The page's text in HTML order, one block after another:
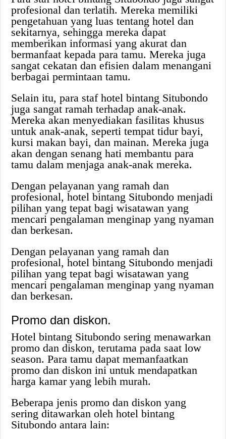
profesional dan terlatih. Mereka memiliki
pengetahuan yang luas tentang hotel dan
sekitarnya, sehingga mereka dapat
memberikan informasi yang akurat dan
bermanfaat kepada para tamu. Mereka juga
sangat cekatan dan efisien dalam menangani
berbagai permintaan tamu.
Selain itu, para staf hotel bintang Situbondo
juga sangat ramah terhadap anak-anak.
Mereka akan menyediakan fasilitas khusus
untuk anak-anak, seperti tempat tidur bayi,
kursi makan bayi, dan mainan. Mereka juga
akan dengan senang hati membantu para
tamu dalam menjaga anak-anak mereka.
Dengan pelayanan yang ramah dan
profesional, hotel bintang Situbondo menjadi
pilihan yang tepat bagi wisatawan yang
mencari pengalaman menginap yang nyaman
dan berkesan.
Dengan pelayanan yang ramah dan
profesional, hotel bintang Situbondo menjadi
pilihan yang tepat bagi wisatawan yang
mencari pengalaman menginap yang nyaman
dan berkesan.
Promo dan diskon.
Hotel bintang Situbondo sering menawarkan
promo dan diskon, terutama pada saat low
season. Para tamu dapat memanfaatkan
promo dan diskon ini untuk mendapatkan
harga kamar yang lebih murah.
Beberapa jenis promo dan diskon yang
sering ditawarkan oleh hotel bintang
Situbondo antara lain: